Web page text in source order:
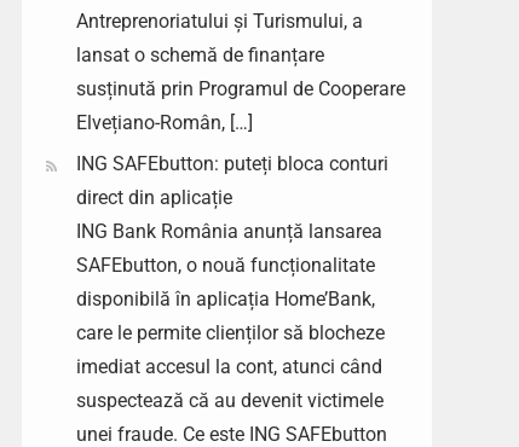
Antreprenoriatului și Turismului, a
lansat o schemă de finanțare
susținută prin Programul de Cooperare
Elvețiano-Român, […]
ING SAFEbutton: puteți bloca conturi
direct din aplicație
ING Bank România anunță lansarea
SAFEbutton, o nouă funcționalitate
disponibilă în aplicația Home’Bank,
care le permite clienților să blocheze
imediat accesul la cont, atunci când
suspectează că au devenit victimele
unei fraude. Ce este ING SAFEbutton